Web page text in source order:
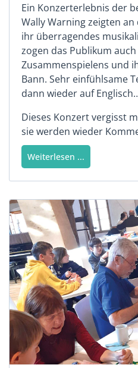
Ein Konzerterlebnis der
Wally Warning zeigten
ihr überragendes
zogen das Publikum
Zusammenspielens und
Bann. Sehr einfühlsame
dann wieder auf
Dieses Konzert vergisst
sie werden wieder
Weiterlesen ...